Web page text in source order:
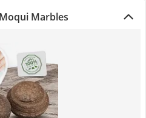
Marbles